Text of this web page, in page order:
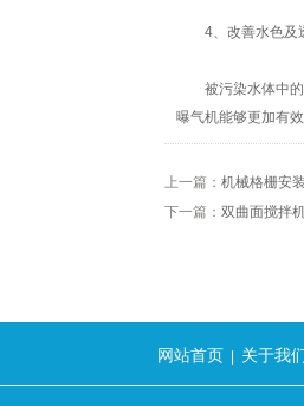
4、改善水色及
被污染水体中的
曝气机能够更加有
上一篇： 机械格栅安
下一篇： 双曲面搅拌
网站首页 关于我